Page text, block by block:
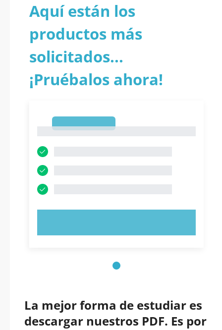
Aquí están los
productos más
solicitados...
¡Pruébalos ahora!
La mejor forma de estudiar es
descargar nuestros PDF. Es por